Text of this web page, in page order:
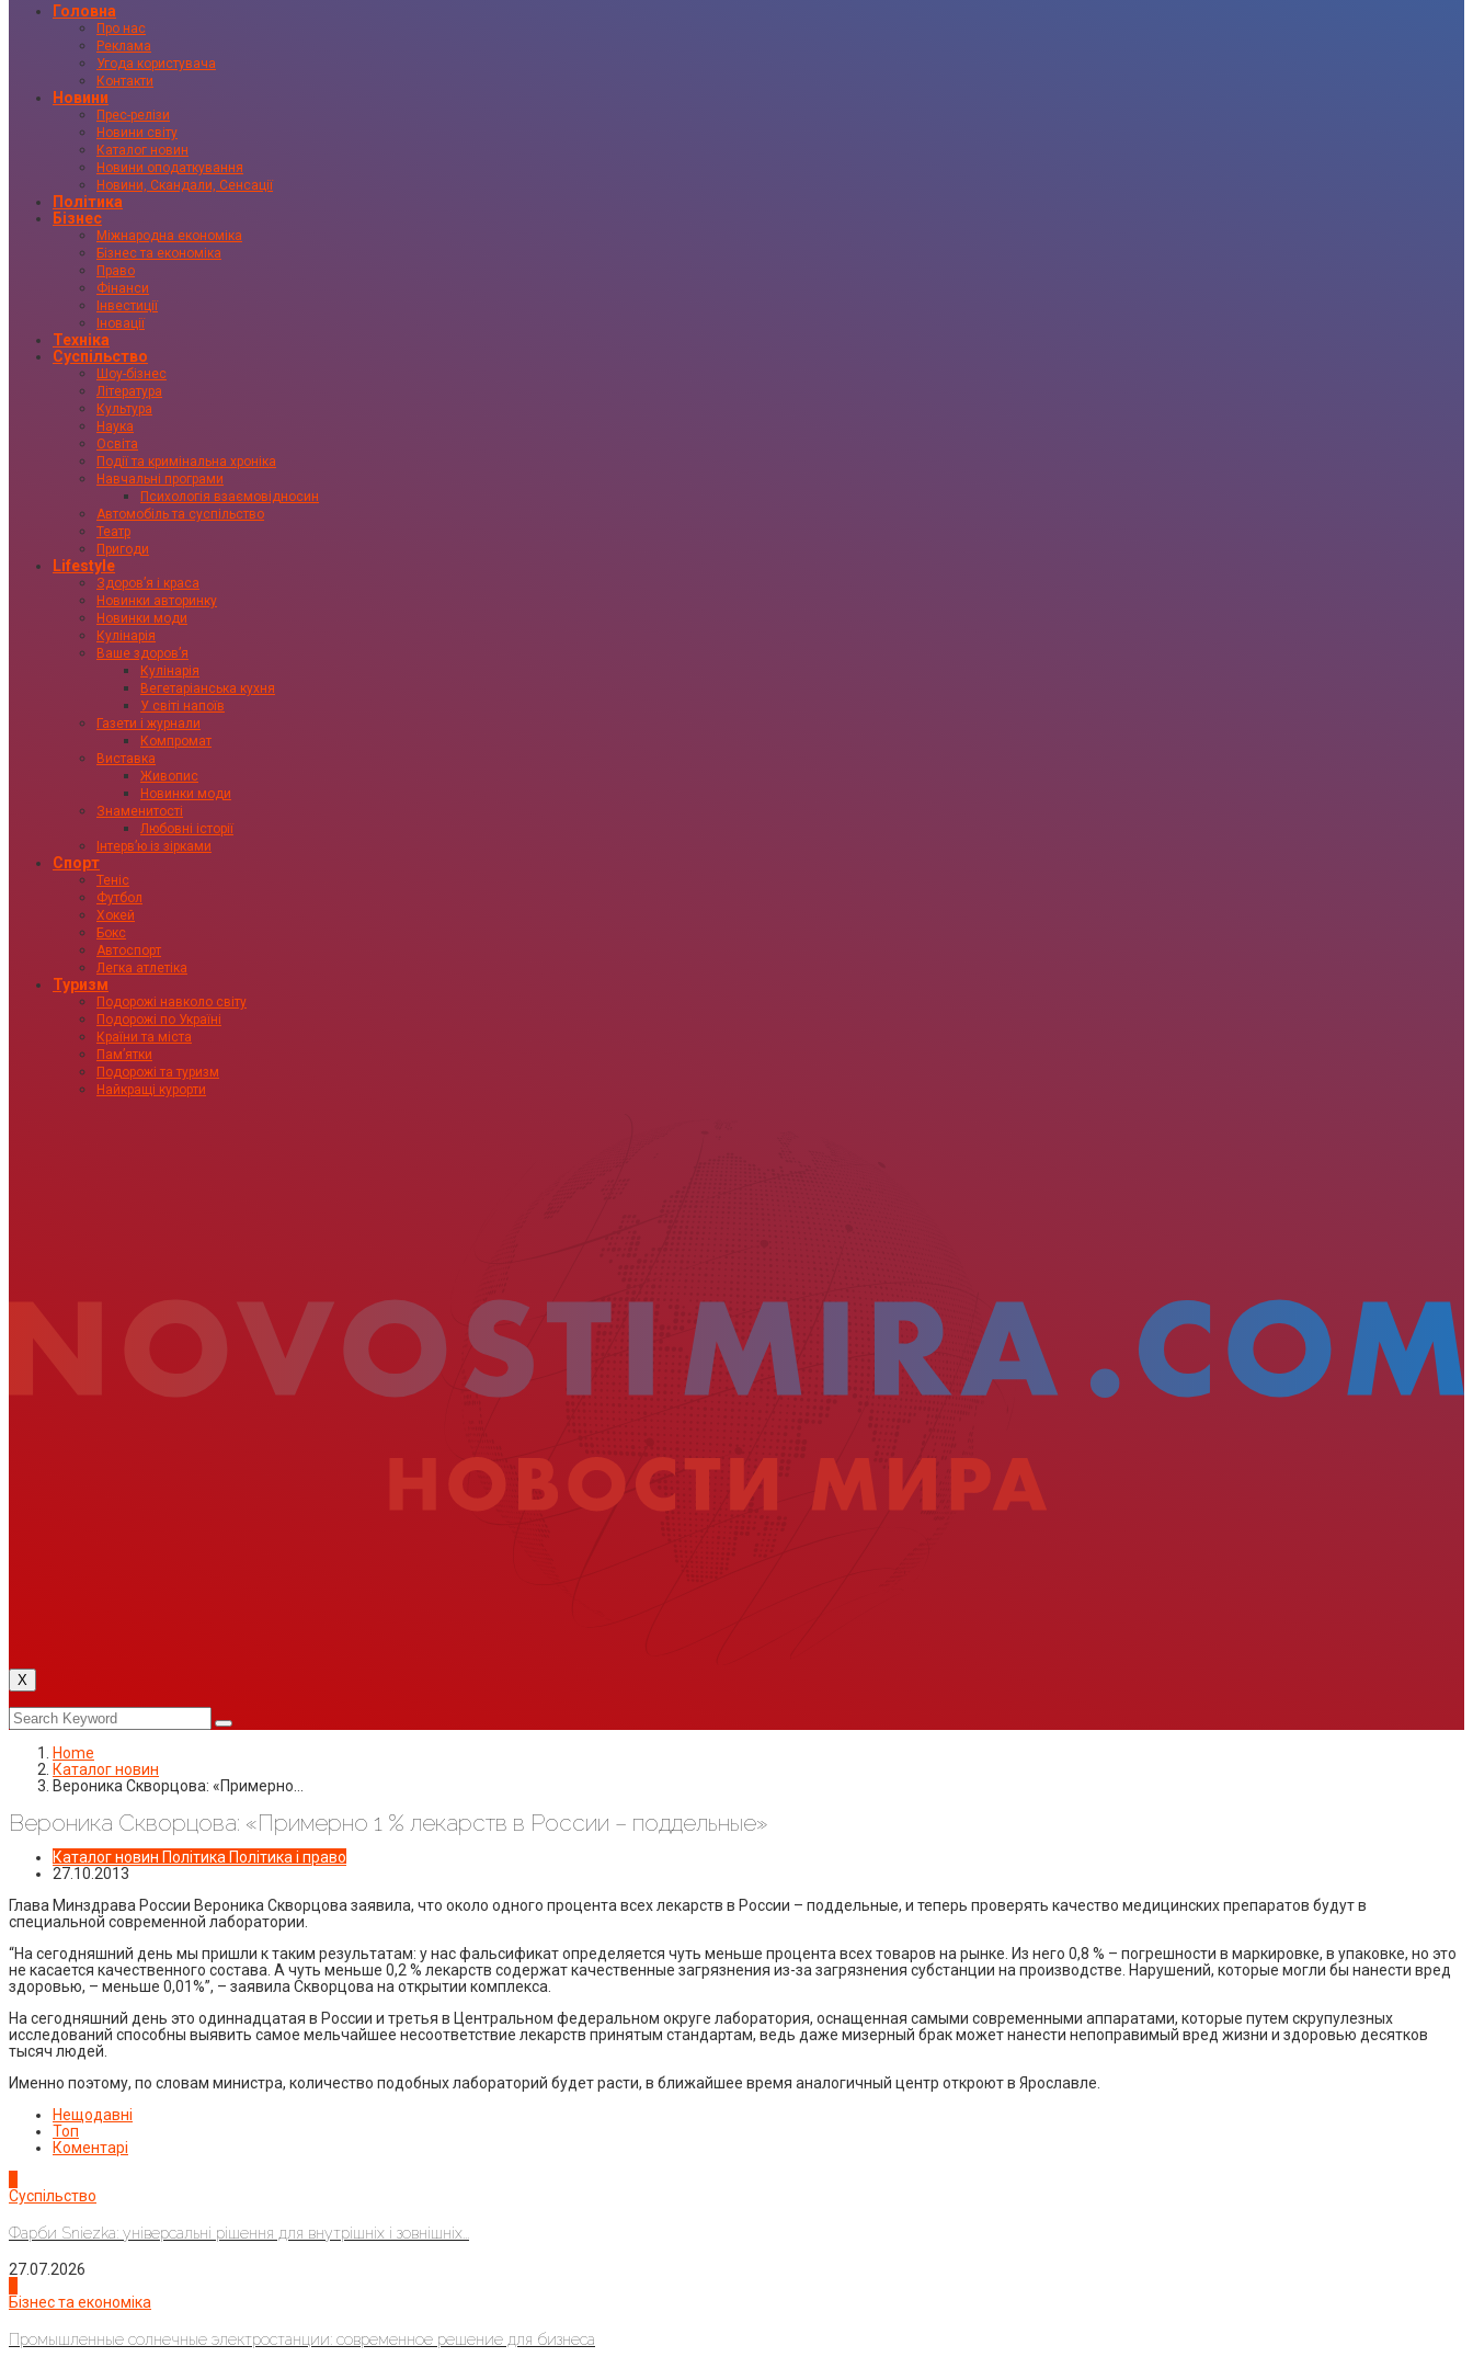
Головна
Про нас
Реклама
Угода користувача
Контакти
Новини
Прес-релізи
Новини світу
Каталог новин
Новини оподаткування
Новини, Скандали, Сенсації
Політика
Бізнес
Міжнародна економіка
Бізнес та економіка
Право
Фінанси
Інвестиції
Іновації
Техніка
Суспільство
Шоу-бізнес
Література
Культура
Наука
Освіта
Події та кримінальна хроніка
Навчальні програми
Психологія взаємовідносин
Автомобіль та суспільство
Театр
Пригоди
Lifestyle
Здоровʼя і краса
Новинки авторинку
Новинки моди
Кулінарія
Ваше здоровʼя
Кулінарія
Вегетаріанська кухня
У світі напоїв
Газети і журнали
Компромат
Виставка
Живопис
Новинки моди
Знаменитості
Любовні історії
Інтервʼю із зірками
Спорт
Теніс
Футбол
Хокей
Бокс
Автоспорт
Легка атлетіка
Туризм
Подорожі навколо світу
Подорожі по Україні
Країни та міста
Пам’ятки
Подорожі та туризм
Найкращі курорти
X
Home
Каталог новин
Вероника Скворцова: «Примерно…
Вероника Скворцова: «Примерно 1 % лекарств в России – поддельные»
Каталог новин Політика Політика і право
27.10.2013
Глава Минздрава России Вероника Скворцова заявила, что около одного процента всех лекарств в России – поддельные, и теперь проверять качество медицинских препаратов будут в
специальной современной лаборатории.
“На сегодняшний день мы пришли к таким результатам: у нас фальсификат определяется чуть меньше процента всех товаров на рынке. Из него 0,8 % – погрешности в маркировке, в упаковке, но это
не касается качественного состава. А чуть меньше 0,2 % лекарств содержат качественные загрязнения из-за загрязнения субстанции на производстве. Нарушений, которые могли бы нанести вред
здоровью, – меньше 0,01%”, – заявила Скворцова на открытии комплекса.
На сегодняшний день это одиннадцатая в России и третья в Центральном федеральном округе лаборатория, оснащенная самыми современными аппаратами, которые путем скрупулезных
исследований способны выявить самое мельчайшее несоответствие лекарств принятым стандартам, ведь даже мизерный брак может нанести непоправимый вред жизни и здоровью десятков
тысяч людей.
Именно поэтому, по словам министра, количество подобных лабораторий будет расти, в ближайшее время аналогичный центр откроют в Ярославле.
Нещодавні
Топ
Коментарі
Суспільство
Фарби Sniezka: універсальні рішення для внутрішніх і зовнішніх...
27.07.2026
Бізнес та економіка
Промышленные солнечные электростанции: современное решение для бизнеса